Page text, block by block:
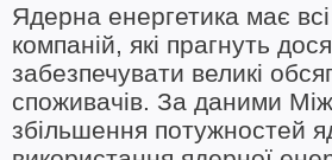
Ядерна енергетика має
компаній, які прагнуть
забезпечувати великі
споживачів. За даними
збільшення потужностей